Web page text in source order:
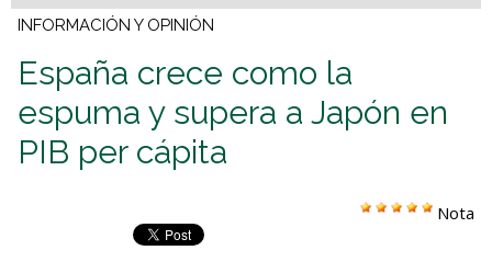
INFORMACIÓN Y OPINIÓN
España crece como la
espuma y supera a Japón en
PIB per cápita
Nota